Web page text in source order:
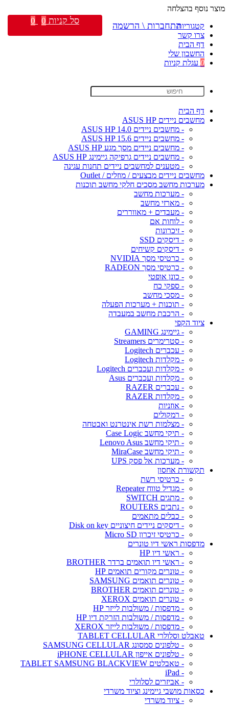
מוצר נוסף בהצלחה
קטגוריות
צרו קשר
דף הבית
החשבון שלי
0 עגלת קניות
דף הבית
מחשבים ניידים ASUS HP
- מחשבים ניידים ASUS HP 14.0
- מחשבים ניידים ASUS HP 15.6
- מחשבים ניידים מסך מגע ASUS HP
- מחשבים ניידים גרפיקה גיימינג ASUS HP
- מטענים למחשבים ניידים תחנות עגינה
מחשבים ניידים מבצעים / מוזלים / Outlet
מערכות מחשב מסכים חלקי מחשב תוכנות
- מערכות מחשב
- מארזי מחשב
- מעבדים + מאווררים
- לוחות אם
- זיכרונות
- דיסקים SSD
- דיסקים קשיחים
- כרטיסי מסך NVIDIA
- כרטיסי מסך RADEON
- כונן אופטי
- ספקי כח
- מסכי מחשב
- תוכנות + מערכות הפעלה
- הרכבת מחשב במעבדה
ציוד הקפי
- גיימינג GAMING
- סטרימרים Streamers
- עכברים Logitech
- מקלדות Logitech
- מקלדות ועכברים Logitech
- מקלדות ועכברים Asus
- עכברים RAZER
- מקלדות RAZER
- אוזניות
- רמקולים
- מצלמות רשת אינטרנט ואבטחה
- תיקי מחשב Case Logic
- תיקי מחשב Lenovo Asus
- תיקי מחשב MiraCase
- מערכות אל פסק UPS
תקשורת אחסון
- כרטיסי רשת
- מגדיל טווח Repeater
- מתגים SWITCH
- נתבים ROUTERS
- כבלים מתאמים
- דיסקים ניידים חיצוניים Disk on key
- כרטיסי זיכרון Micro SD
מדפסות ראשי דיו טונרים
- ראשי דיו HP
- ראשי דיו תואמים ברדר BROTHER
- טונרים מקורים תואמים HP
- טונרים תואמים SAMSUNG
- טונרים תואמים BROTHER
- טונרים תואמים XEROX
- מדפסות / משולבות לייזר HP
- מדפסות / משולבות הזרקת דיו HP
- מדפסות / משולבות לייזר XEROX
טאבלט וסלולרי TABLET CELLULAR
- טלפונים סמסונג SAMSUNG CELLULAR
- טלפונים אייפון iPHONE CELLULAR
- טאבלטים TABLET SAMSUNG BLACKVIEW
- iPad
- אביזרים לסלולרי
כסאות מושבי גיימינג וציוד משרדי
- ציוד משרדי
התחברות \ הרשמה סל קניות 0
0